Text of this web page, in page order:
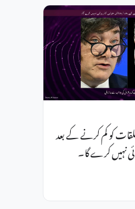
کو کم کرنے کے بعد
نہیں کرے گا۔